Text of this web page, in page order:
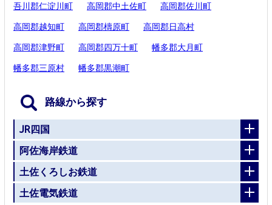
吾川郡仁淀川町 高岡郡中土佐町 高岡郡佐川町
高岡郡越知町 高岡郡檮原町 高岡郡日高村
高岡郡津野町 高岡郡四万十町 幡多郡大月町
幡多郡三原村 幡多郡黒潮町
路線から探す
JR四国
阿佐海岸鉄道
土佐くろしお鉄道
土佐電気鉄道